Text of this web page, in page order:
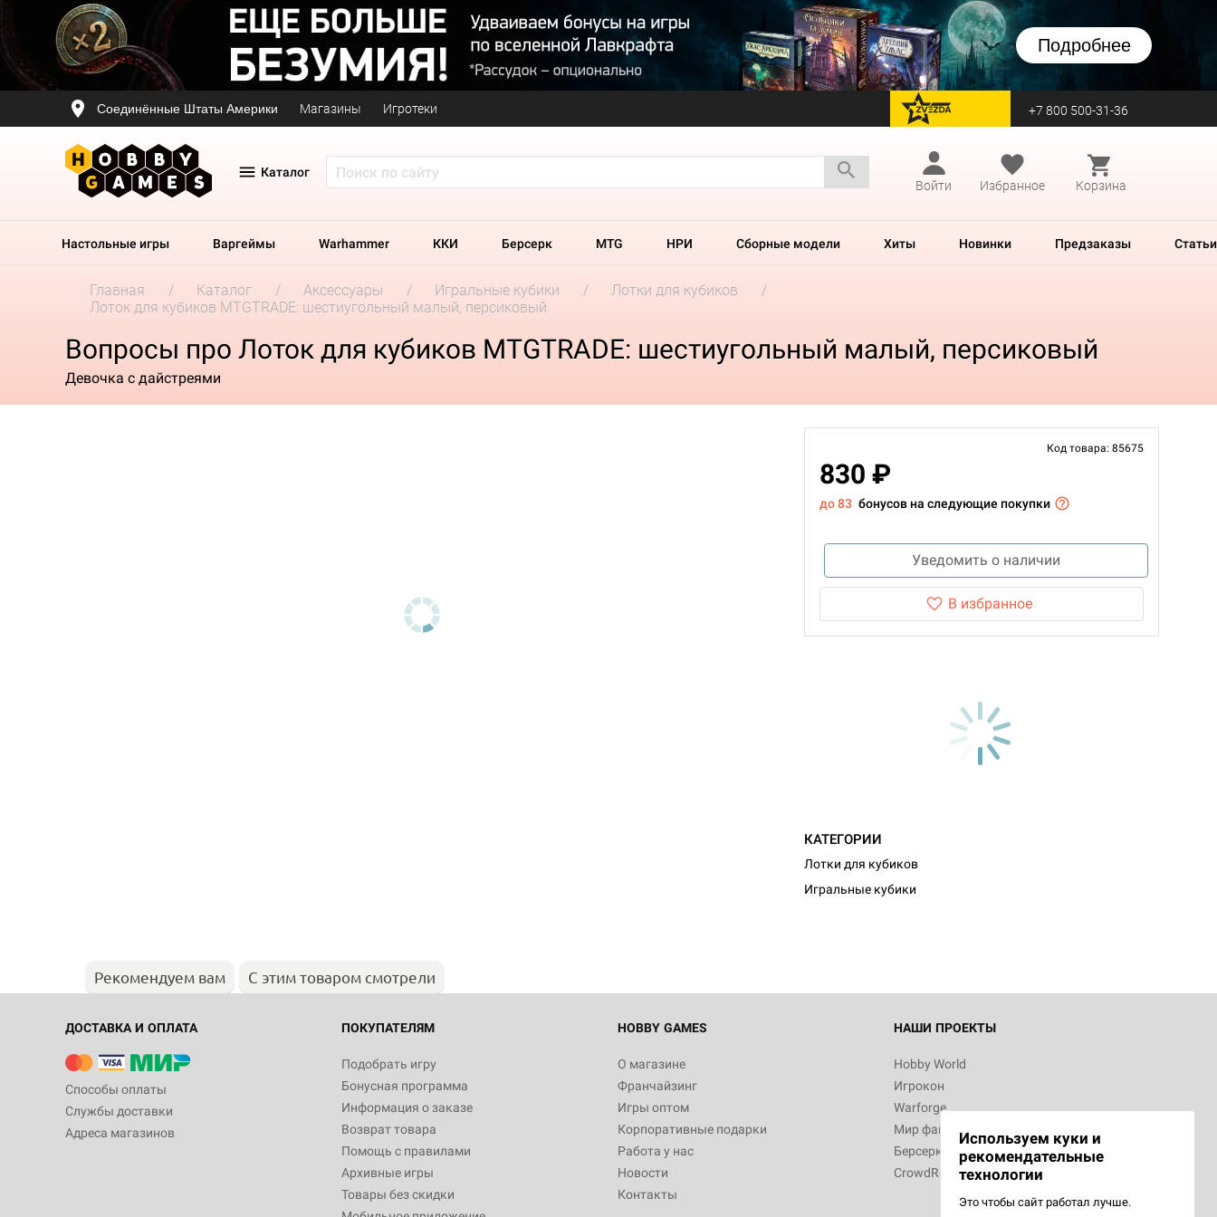
Подробнее
Соединённые Штаты Америки Магазины Игротеки перейти на Zvezda +7 800 500-31-36
Каталог
Войти
Избранное Корзина
Настольные игры Варгеймы Warhammer ККИ Берсерк MTG НРИ Сборные модели Хиты Новинки Предзаказы Статьи
Главная Каталог Аксессуары Игральные кубики
Лотки для кубиков
Лоток для кубиков MTGTRADE: шестиугольный малый, персиковый
Вопросы про Лоток для кубиков MTGTRADE: шестиугольный малый, персиковый
Девочка с дайстреями
Код товара: 85675
830 ₽
до 83 бонусов на следующие покупки
Уведомить о наличии
В избранное
КАТЕГОРИИ
Лотки для кубиков
Игральные кубики
Рекомендуем вам С этим товаром смотрели
ДОСТАВКА И ОПЛАТА
Способы оплаты
Службы доставки
Адреса магазинов
ПОКУПАТЕЛЯМ
Подобрать игру
Бонусная программа
Информация о заказе
Возврат товара
Помощь с правилами
Архивные игры
Товары без скидки
HOBBY GAMES
О магазине
Франчайзинг
Игры оптом
Корпоративные подарки
Работа у нас
Новости
Контакты
НАШИ ПРОЕКТЫ
Hobby World
Игрокон
Warforge
Мир фантастики
Берсерк
CrowdRepublic
Используем куки и
рекомендательные
технологии
Это чтобы сайт работал лучше.